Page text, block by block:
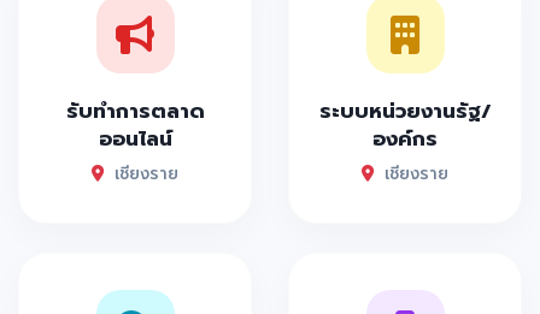
รับทำการตลาด
ออนไลน์
เชียงราย
ระบบหน่วยงานรัฐ/
องค์กร
เชียงราย